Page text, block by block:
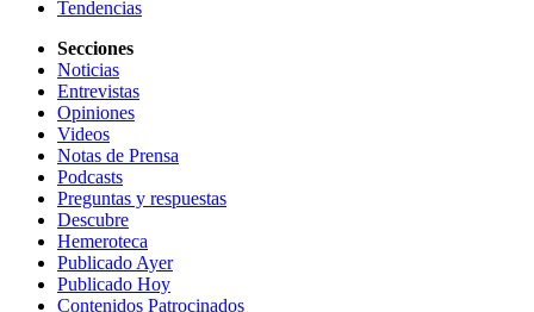
Tendencias
Secciones
Noticias
Entrevistas
Opiniones
Videos
Notas de Prensa
Podcasts
Preguntas y respuestas
Descubre
Hemeroteca
Publicado Ayer
Publicado Hoy
Contenidos Patrocinados